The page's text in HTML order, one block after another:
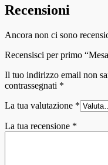
Recensioni
Ancora non ci sono
Recensisci per primo
Il tuo indirizzo email non
contrassegnati *
La tua valutazione *
La tua recensione *